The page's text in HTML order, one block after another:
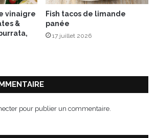
vinaigre
&
Fish tacos de limande
panée
17 juillet 2026
pour publier un commentaire.